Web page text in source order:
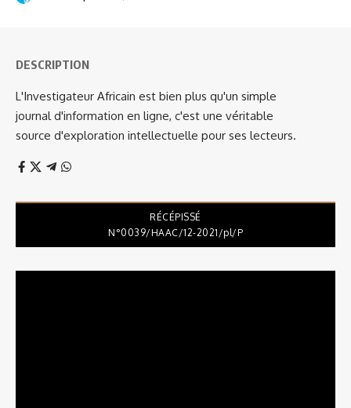
DESCRIPTION
L'Investigateur Africain est bien plus qu'un simple
journal d'information en ligne, c'est une véritable
source d'exploration intellectuelle pour ses lecteurs.
RÉCÉPISSÉ
N°0039/HAAC/12-2021/pl/P